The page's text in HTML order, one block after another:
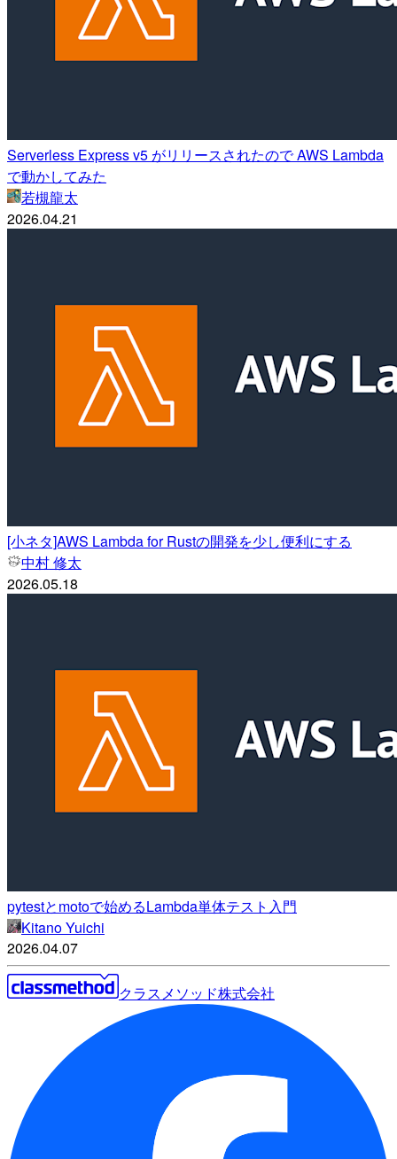
Serverless Express v5 がリリースされたので AWS Lambda
で動かしてみた
若槻龍太
2026.04.21
[小ネタ]AWS Lambda for Rustの開発を少し便利にする
中村 修太
2026.05.18
pytestとmotoで始めるLambda単体テスト入門
Kitano Yuichi
2026.04.07
クラスメソッド株式会社